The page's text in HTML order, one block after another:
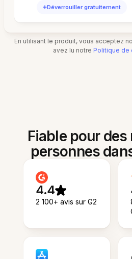
Déverrouiller gratuitement
En utilisant le produit, vous acceptez
avez lu notre Politique de
Fiable pour
personnes
4.4
2 100+ avis sur G2